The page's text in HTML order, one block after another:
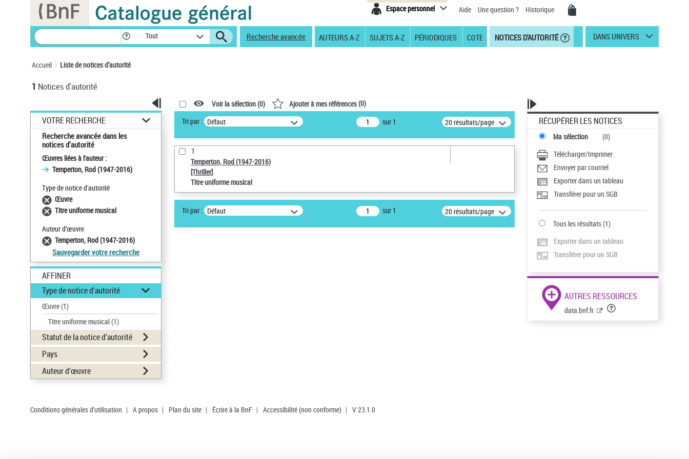
Espace personnel Aide Une question ? Historique
Tout Recherche avancée AUTEURS A-Z SUJETS A-Z PÉRIODIQUES COTE NOTICES D'AUTORITÉ DANS UNIVERS
Accueil Liste de notices d’autorité
1 Notices d'autorité
VOTRE RECHERCHE
Recherche avancée dans les
notices d’autorité
Œuvres liées à l'auteur :
Temperton, Rod (1947-2016)
Type de notice d'autorité
Œuvre
Titre uniforme musical
Auteur d’œuvre
Temperton, Rod (1947-2016)
Sauvegarder votre recherche
AFFINER
Type de notice d'autorité
Œuvre(1)
Titre uniforme musical(1)
Statut de la notice d’autorité
Pays
Auteur d’œuvre
Voir la sélection (0) Ajouter à mes références(0)
Tri par : Défaut sur 1 20 résultats/page
1
Temperton, Rod (1947-2016)
[Thriller]
Titre uniforme musical
Tri par : Défaut sur 1 20 résultats/page
RÉCUPÉRER LES NOTICES
Ma sélection (0)
Télécharger/Imprimer
Envoyer par courriel
Exporter dans un tableau
Transférer pour un SGB
Tous les résultats(1)
Exporter dans un tableau
Transférer pour un SGB
AUTRES RESSOURCES
data.bnf.fr
Conditions générales d'utilisation | A propos | Plan du site | Écrire à la BnF | Accessibilité (non conforme) | V 23.1.0
Panneau de gestion des cookies